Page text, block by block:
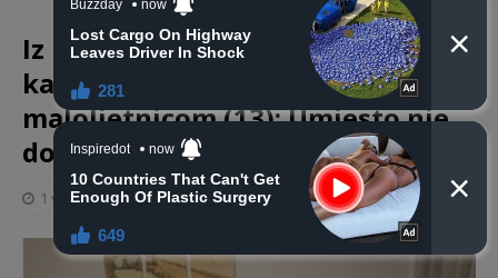
Iz Frankfurta došao u Sarajevo
kako bi noć proveo sa
maloljetnicom (13): Umjesto nje,
došli Panteri
1 veljače, 2025 haberhana